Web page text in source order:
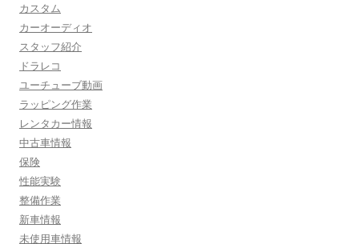
カスタム
カーオーディオ
スタッフ紹介
ドラレコ
ユーチューブ動画
ラッピング作業
レンタカー情報
中古車情報
保険
性能実験
整備作業
新車情報
未使用車情報